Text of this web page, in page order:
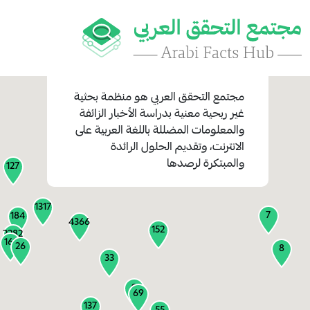
69
127
137
2282
8
4366
184
33
7
152
1317
26
1
9
161
مجتمع التحقق العربيهو منظمة بحثية
غير ربحية معنية بدراسة الأخبار الزائفة
والمعلومات المضللة باللغة العربية على
الانترنت، وتقديم الحلول الرائدة
والمبتكرة لرصدها